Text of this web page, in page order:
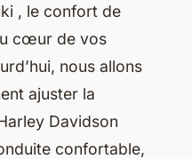
, le confort de
cœur de vos
nous allons
ajuster la
Davidson
confortable,